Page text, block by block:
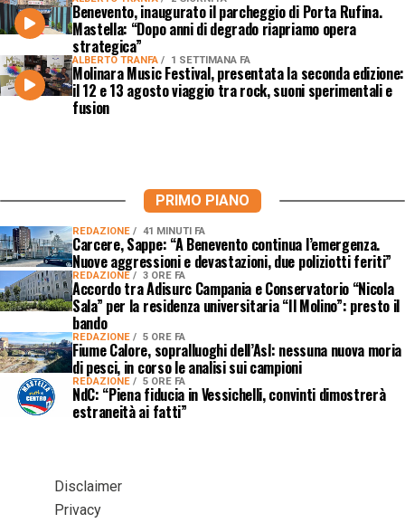
Benevento, inaugurato il parcheggio di Porta Rufina.
Mastella: “Dopo anni di degrado riapriamo opera
strategica”
ALBERTO TRANFA 1 SETTIMANA FA
Molinara Music Festival, presentata la seconda edizione:
il 12 e 13 agosto viaggio tra rock, suoni sperimentali e
fusion
PRIMO PIANO
REDAZIONE 41 MINUTI FA
Carcere, Sappe: “A Benevento continua l’emergenza.
Nuove aggressioni e devastazioni, due poliziotti feriti”
REDAZIONE 3 ORE FA
Accordo tra Adisurc Campania e Conservatorio “Nicola
Sala” per la residenza universitaria “Il Molino”: presto il
bando
REDAZIONE 5 ORE FA
Fiume Calore, sopralluoghi dell’Asl: nessuna nuova moria
di pesci, in corso le analisi sui campioni
REDAZIONE 5 ORE FA
NdC: “Piena fiducia in Vessichelli, convinti dimostrerà
estraneità ai fatti”
Disclaimer
Privacy